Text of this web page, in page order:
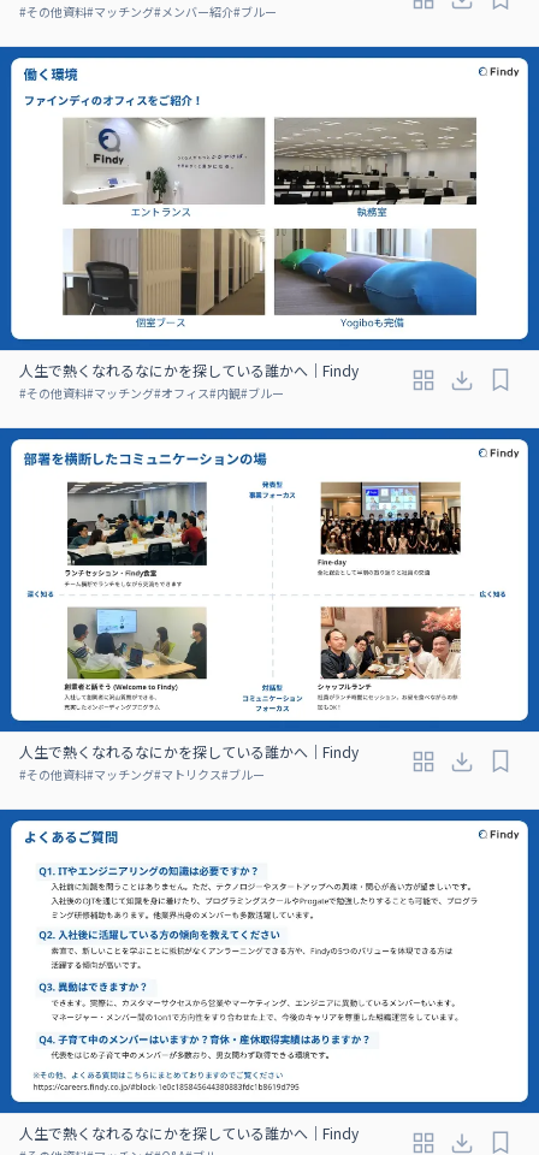
#その他資料#マッチング#メンバー紹介#ブルー
人生で熱くなれるなにかを探している誰かへ｜Findy
#その他資料#マッチング#オフィス#内観#ブルー
人生で熱くなれるなにかを探している誰かへ｜Findy
#その他資料#マッチング#マトリクス#ブルー
人生で熱くなれるなにかを探している誰かへ｜Findy